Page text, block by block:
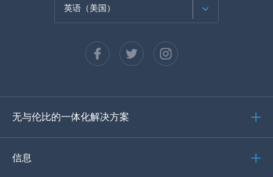
英语（美国）
西班牙语
德语
无与伦比的一体化解决方案
信息